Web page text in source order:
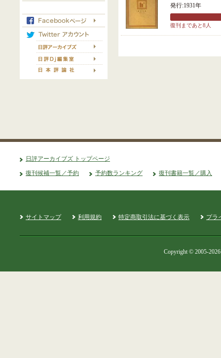
発行:1931年
復刊まであと8人
日評アーカイブズ トップページ
復刊候補一覧／予約 予約数ランキング 復刊書籍一覧／購入
サイトマップ 利用規約 特定商取引法に基づく表示 プラ
Copyright © 2005-